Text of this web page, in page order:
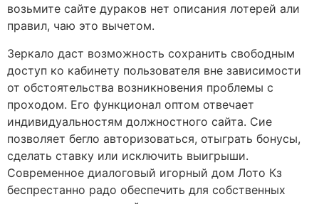
возьмите сайте дураков нет описания лотерей али
правил, чаю это вычетом.
Зеркало даст возможность сохранить свободным
доступ ко кабинету пользователя вне зависимости
от обстоятельства возникновения проблемы с
проходом. Его функционал оптом отвечает
индивидуальностям должностного сайта. Сие
позволяет бегло авторизоваться, отыграть бонусы,
сделать ставку или исключить выигрыши.
Современное диалоговый игорный дом Лото Кз
беспрестанно радо обеспечить для собственных